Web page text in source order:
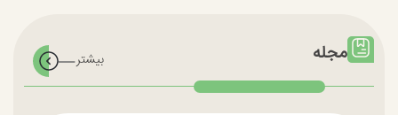
مجله